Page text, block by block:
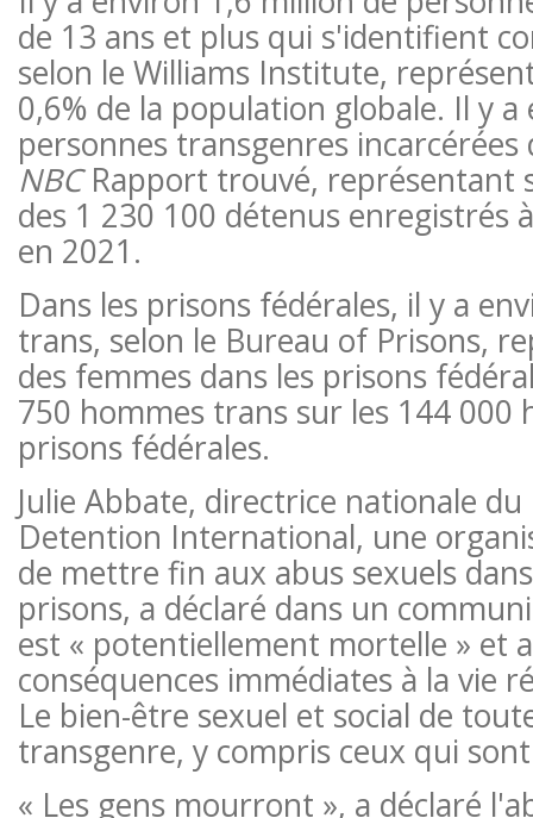
de 13 ans et plus qui s'identifient
selon le Williams Institute,
0,6% de la population globale. Il y
personnes transgenres incarcérées
NBCRapport trouvé, représentant
des 1 230 100 détenus enregistrés
en 2021.
Dans les prisons fédérales, il y a
trans, selon le Bureau of Prisons,
des femmes dans les prisons
750 hommes trans sur les 144 000
prisons fédérales.
Julie Abbate, directrice nationale du
Detention International, une
de mettre fin aux abus sexuels
prisons, a déclaré dans un
est « potentiellement mortelle » et
conséquences immédiates à la vie
Le bien-être sexuel et social de
transgenre, y compris ceux qui
« Les gens mourront », a déclaré